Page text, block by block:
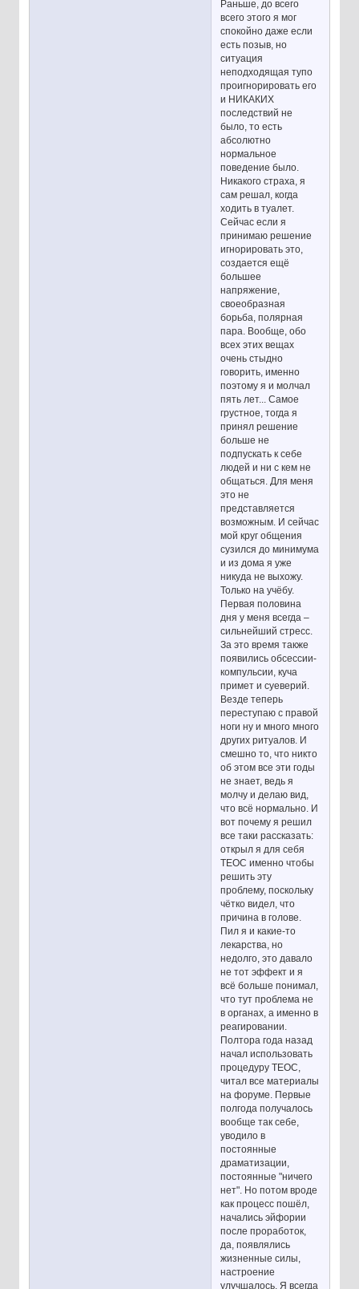
Раньше, до всего
всего этого я мог
спокойно даже если
есть позыв, но
ситуация
неподходящая тупо
проигнорировать его
и НИКАКИХ
последствий не
было, то есть
абсолютно
нормальное
поведение было.
Никакого страха, я
сам решал, когда
ходить в туалет.
Сейчас если я
принимаю решение
игнорировать это,
создается ещё
большее
напряжение,
своеобразная
борьба, полярная
пара. Вообще, обо
всех этих вещах
очень стыдно
говорить, именно
поэтому я и молчал
пять лет... Самое
грустное, тогда я
принял решение
больше не
подпускать к себе
людей и ни с кем не
общаться. Для меня
это не
представляется
возможным. И сейчас
мой круг общения
сузился до минимума
и из дома я уже
никуда не выхожу.
Только на учёбу.
Первая половина
дня у меня всегда –
сильнейший стресс.
За это время также
появились обсессии-
компульсии, куча
примет и суеверий.
Везде теперь
переступаю с правой
ноги ну и много много
других ритуалов. И
смешно то, что никто
об этом все эти годы
не знает, ведь я
молчу и делаю вид,
что всё нормально. И
вот почему я решил
все таки рассказать:
открыл я для себя
ТЕОС именно чтобы
решить эту
проблему, поскольку
чётко видел, что
причина в голове.
Пил я и какие-то
лекарства, но
недолго, это давало
не тот эффект и я
всё больше понимал,
что тут проблема не
в органах, а именно в
реагировании.
Полтора года назад
начал использовать
процедуру ТЕОС,
читал все материалы
на форуме. Первые
полгода получалось
вообще так себе,
уводило в
постоянные
драматизации,
постоянные "ничего
нет". Но потом вроде
как процесс пошёл,
начались эйфории
после проработок,
да, появлялись
жизненные силы,
настроение
улучшалось. Я всегда